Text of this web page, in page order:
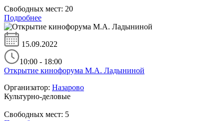
Свободных мест: 20
Подробнее
15.09.2022
10:00 - 18:00
Открытие кинофорума М.А. Ладыниной
Организатор: Назарово
Культурно-деловые
Свободных мест: 5